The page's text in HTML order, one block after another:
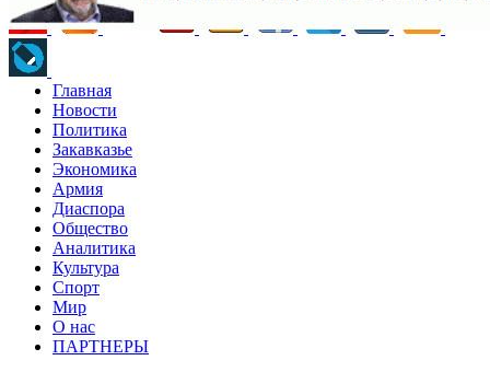
Главная
Новости
Политика
Закавказье
Экономика
Армия
Диаспора
Общество
Аналитика
Культура
Спорт
Мир
О нас
ПАРТНЕРЫ